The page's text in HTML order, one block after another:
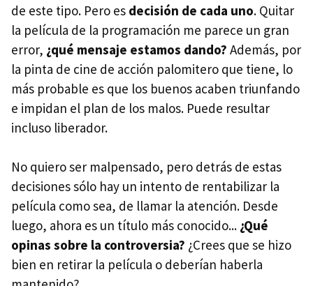
de este tipo. Pero es decisión de cada uno. Quitar
la película de la programación me parece un gran
error, ¿qué mensaje estamos dando? Además, por
la pinta de cine de acción palomitero que tiene, lo
más probable es que los buenos acaben triunfando
e impidan el plan de los malos. Puede resultar
incluso liberador.
No quiero ser malpensado, pero detrás de estas
decisiones sólo hay un intento de rentabilizar la
película como sea, de llamar la atención. Desde
luego, ahora es un título más conocido... ¿Qué
opinas sobre la controversia? ¿Crees que se hizo
bien en retirar la película o deberían haberla